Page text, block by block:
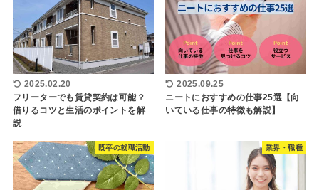
2025.02.20
フリーターでも賃貸契約は可能？
借りるコツと生活のポイントを解
説
2025.09.25
ニートにおすすめの仕事25選【向
いている仕事の特徴も解説】
既卒の就職活動 業界・職種